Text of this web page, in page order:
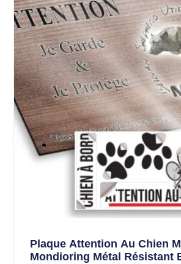
Plaque Attention Au Chien
Mondioring Métal Résistant